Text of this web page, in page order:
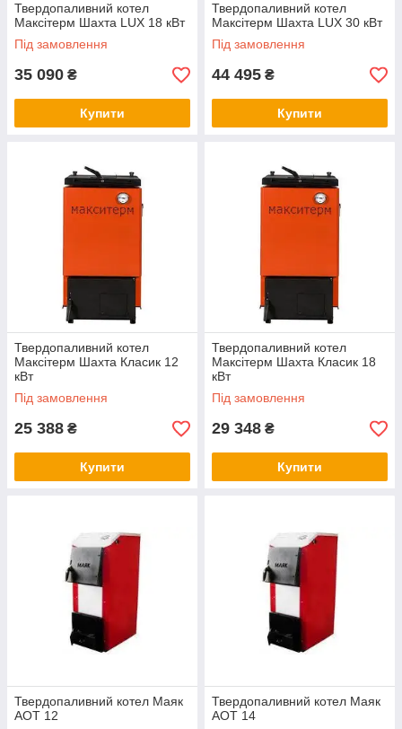
Твердопаливний котел
Максітерм Шахта LUX 18 кВт
Під замовлення
35 090 ₴
Купити
Твердопаливний котел
Максітерм Шахта LUX 30 кВт
Під замовлення
44 495 ₴
Купити
Твердопаливний котел
Максітерм Шахта Класик 12
кВт
Під замовлення
25 388 ₴
Купити
Твердопаливний котел
Максітерм Шахта Класик 18
кВт
Під замовлення
29 348 ₴
Купити
Твердопаливний котел Маяк
АОТ 12
Твердопаливний котел Маяк
АОТ 14